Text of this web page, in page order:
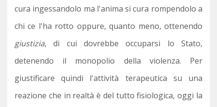
cura ingessandolo ma l'anima si cura rompendolo a
chi ce l'ha rotto oppure, quanto meno, ottenendo
giustizia, di cui dovrebbe occuparsi lo Stato,
detenendo il monopolio della violenza. Per
giustificare quindi l'attività terapeutica su una
reazione che in realtà è del tutto fisiologica, oggi la